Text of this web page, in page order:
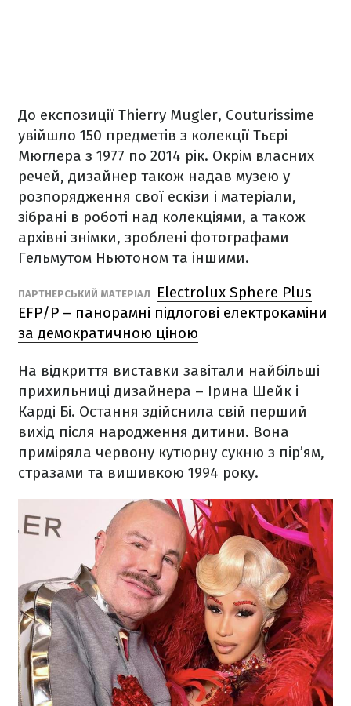
До експозиції Thierry Mugler, Couturissime
увійшло 150 предметів з колекції Тьєрі
Мюглера з 1977 по 2014 рік. Окрім власних
речей, дизайнер також надав музею у
розпорядження свої ескізи і матеріали,
зібрані в роботі над колекціями, а також
архівні знімки, зроблені фотографами
Гельмутом Ньютоном та іншими.
ПАРТНЕРСЬКИЙ МАТЕРІАЛ
Electrolux Sphere Plus
EFP/P – панорамні підлогові електрокаміни
за демократичною ціною
На відкриття виставки завітали найбільші
прихильниці дизайнера – Ірина Шейк і
Карді Бі. Остання здійснила свій перший
вихід після народження дитини. Вона
приміряла червону кутюрну сукню з пір’ям,
стразами та вишивкою 1994 року.